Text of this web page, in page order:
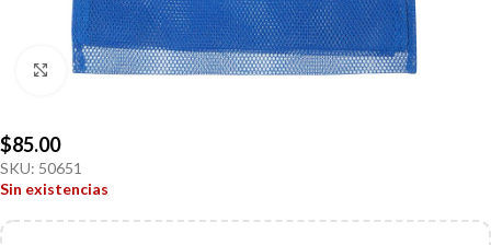
Click to enlarge
$85.00
SKU: 50651
Sin existencias